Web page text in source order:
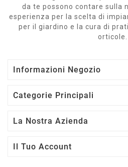
da te possono contare sulla
esperienza per la scelta di
per il giardino e la cura di
orticole.
Informazioni Negozio
Categorie Principali
La Nostra Azienda
Il Tuo Account